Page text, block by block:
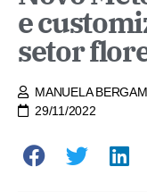
e
setor
MANUELA
29/11/2022